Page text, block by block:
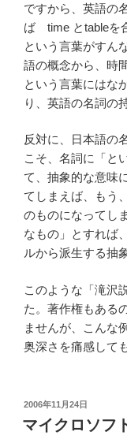
ですから、英語の
ば time とtableを
という言葉がすん
語の概念から、時
という言葉にはな
り、英語の名詞の
反対に、日本語の
こそ、名詞に「と
て、抽象的な意味
てしまえば、もう
のものになってし
なもの」とすれば
ルから派生する抽
このような「滝沢
た。著作権もある
ませんが、こんな
奥深さを痛感して
投
日:
2006年11月24日
マイクロソフ